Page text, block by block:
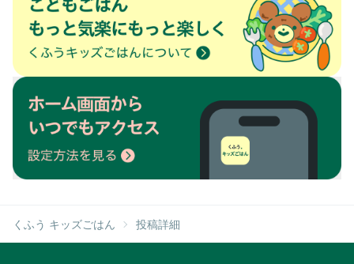
くふう キッズごはん 投稿詳細